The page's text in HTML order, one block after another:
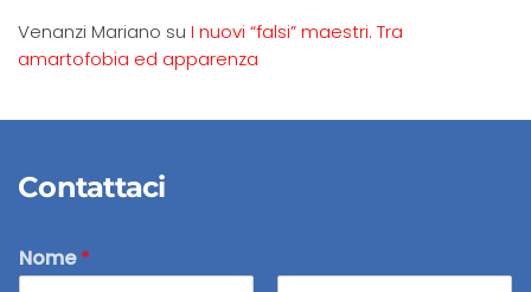
Venanzi Mariano su I nuovi “falsi” maestri. Tra
amartofobia ed apparenza
Contattaci
Nome*